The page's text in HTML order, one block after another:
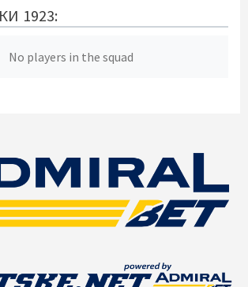
1923:
No players in the squad